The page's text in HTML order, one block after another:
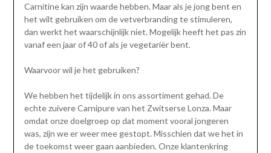
Carnitine kan zijn waarde hebben. Maar als je jong bent en
het wilt gebruiken om de vetverbranding te stimuleren,
dan werkt het waarschijnlijk niet. Mogelijk heeft het pas zin
vanaf een jaar of 40 of als je vegetariër bent.
Waarvoor wil je het gebruiken?
We hebben het tijdelijk in ons assortiment gehad. De
echte zuivere Carnipure van het Zwitserse Lonza. Maar
omdat onze doelgroep op dat moment vooral jongeren
was, zijn we er weer mee gestopt. Misschien dat we het in
de toekomst weer gaan aanbieden. Onze klantenkring